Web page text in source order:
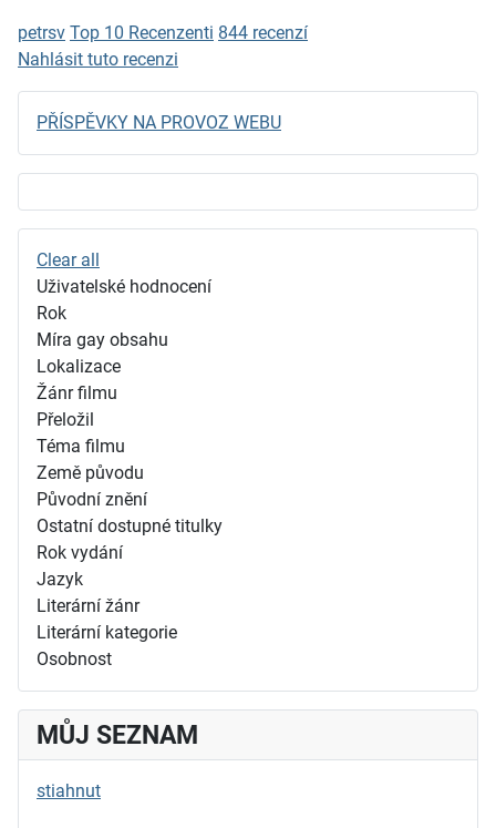
petrsv Top 10 Recenzenti 844 recenzí
Nahlásit tuto recenzi
PŘÍSPĚVKY NA PROVOZ WEBU
Clear all
Uživatelské hodnocení
Rok
Míra gay obsahu
Lokalizace
Žánr filmu
Přeložil
Téma filmu
Země původu
Původní znění
Ostatní dostupné titulky
Rok vydání
Jazyk
Literární žánr
Literární kategorie
Osobnost
MŮJ SEZNAM
stiahnut